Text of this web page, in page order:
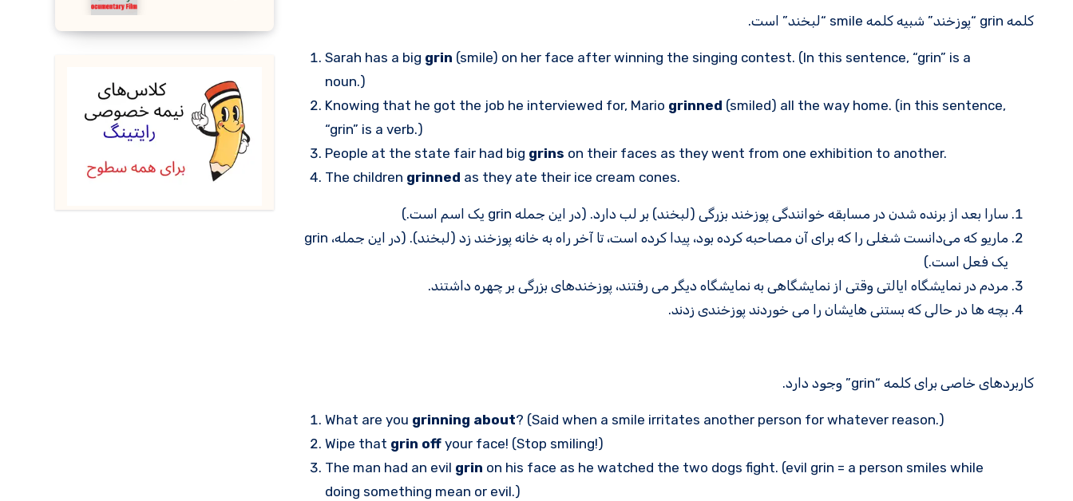
کلمه grin “پوزخند” شبیه کلمه smile “لبخند” است.
Sarah has a big grin (smile) on her face after winning the singing contest. (In this sentence, “grin” is a
noun.)
Knowing that he got the job he interviewed for, Mario grinned (smiled) all the way home. (in this sentence,
“grin” is a verb.)
People at the state fair had big grins on their faces as they went from one exhibition to another.
The children grinned as they ate their ice cream cones.
سارا بعد از برنده شدن در مسابقه خوانندگی پوزخند بزرگی (لبخند) بر لب دارد. (در این جمله grin یک اسم است.)
ماریو که می‌دانست شغلی را که برای آن مصاحبه کرده بود، پیدا کرده است، تا آخر راه به خانه پوزخند زد (لبخند). (در این جمله، grin
یک فعل است.)
مردم در نمایشگاه ایالتی وقتی از نمایشگاهی به نمایشگاه دیگر می رفتند، پوزخندهای بزرگی بر چهره داشتند.
بچه ها در حالی که بستنی هایشان را می خوردند پوزخندی زدند.
کاربردهای خاصی برای کلمه “grin” وجود دارد.
What are you grinning about? (Said when a smile irritates another person for whatever reason.)
Wipe that grin offyour face! (Stop smiling!)
The man had an evil grin on his face as he watched the two dogs fight. (evil grin = a person smiles while
doing something mean or evil.)